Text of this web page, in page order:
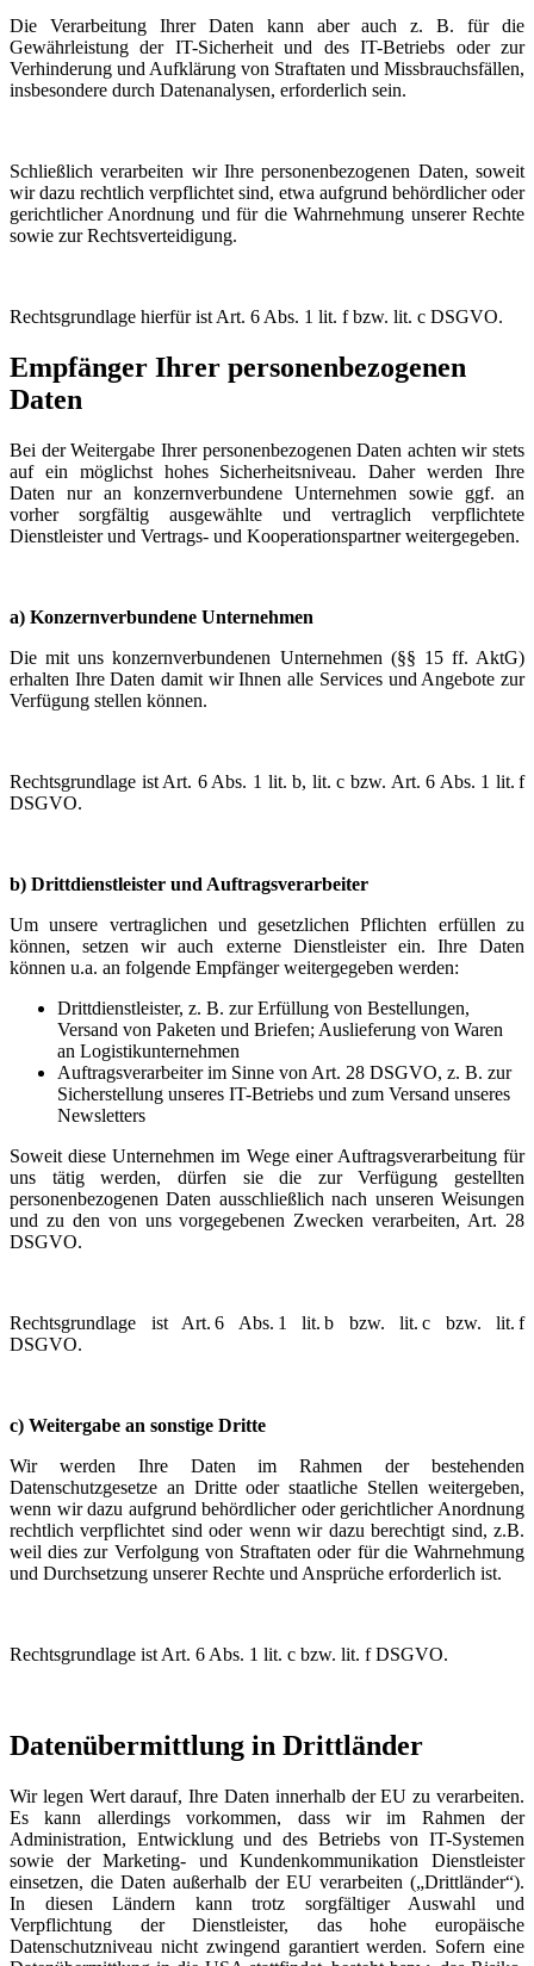
Die Verarbeitung Ihrer Daten kann aber auch z. B. für die
Gewährleistung der IT-Sicherheit und des IT-Betriebs oder zur
Verhinderung und Aufklärung von Straftaten und Missbrauchsfällen,
insbesondere durch Datenanalysen, erforderlich sein.
Schließlich verarbeiten wir Ihre personenbezogenen Daten, soweit
wir dazu rechtlich verpflichtet sind, etwa aufgrund behördlicher oder
gerichtlicher Anordnung und für die Wahrnehmung unserer Rechte
sowie zur Rechtsverteidigung.
Rechtsgrundlage hierfür ist Art. 6 Abs. 1 lit. f bzw. lit. c DSGVO.
Empfänger Ihrer personenbezogenen
Daten
Bei der Weitergabe Ihrer personenbezogenen Daten achten wir stets
auf ein möglichst hohes Sicherheitsniveau. Daher werden Ihre
Daten nur an konzernverbundene Unternehmen sowie ggf. an
vorher sorgfältig ausgewählte und vertraglich verpflichtete
Dienstleister und Vertrags- und Kooperationspartner weitergegeben.
a) Konzernverbundene Unternehmen
Die mit uns konzernverbundenen Unternehmen (§§ 15 ff. AktG)
erhalten Ihre Daten damit wir Ihnen alle Services und Angebote zur
Verfügung stellen können.
Rechtsgrundlage ist Art. 6 Abs. 1 lit. b, lit. c bzw. Art. 6 Abs. 1 lit. f
DSGVO.
b) Drittdienstleister und Auftragsverarbeiter
Um unsere vertraglichen und gesetzlichen Pflichten erfüllen zu
können, setzen wir auch externe Dienstleister ein. Ihre Daten
können u.a. an folgende Empfänger weitergegeben werden:
Drittdienstleister, z. B. zur Erfüllung von Bestellungen,
Versand von Paketen und Briefen; Auslieferung von Waren
an Logistikunternehmen
Auftragsverarbeiter im Sinne von Art. 28 DSGVO, z. B. zur
Sicherstellung unseres IT-Betriebs und zum Versand unseres
Newsletters
Soweit diese Unternehmen im Wege einer Auftragsverarbeitung für
uns tätig werden, dürfen sie die zur Verfügung gestellten
personenbezogenen Daten ausschließlich nach unseren Weisungen
und zu den von uns vorgegebenen Zwecken verarbeiten, Art. 28
DSGVO.
Rechtsgrundlage ist Art. 6 Abs. 1 lit. b bzw. lit. c bzw. lit. f
DSGVO.
c) Weitergabe an sonstige Dritte
Wir werden Ihre Daten im Rahmen der bestehenden
Datenschutzgesetze an Dritte oder staatliche Stellen weitergeben,
wenn wir dazu aufgrund behördlicher oder gerichtlicher Anordnung
rechtlich verpflichtet sind oder wenn wir dazu berechtigt sind, z.B.
weil dies zur Verfolgung von Straftaten oder für die Wahrnehmung
und Durchsetzung unserer Rechte und Ansprüche erforderlich ist.
Rechtsgrundlage ist Art. 6 Abs. 1 lit. c bzw. lit. f DSGVO.
Datenübermittlung in Drittländer
Wir legen Wert darauf, Ihre Daten innerhalb der EU zu verarbeiten.
Es kann allerdings vorkommen, dass wir im Rahmen der
Administration, Entwicklung und des Betriebs von IT-Systemen
sowie der Marketing- und Kundenkommunikation Dienstleister
einsetzen, die Daten außerhalb der EU verarbeiten („Drittländer“).
In diesen Ländern kann trotz sorgfältiger Auswahl und
Verpflichtung der Dienstleister, das hohe europäische
Datenschutzniveau nicht zwingend garantiert werden. Sofern eine